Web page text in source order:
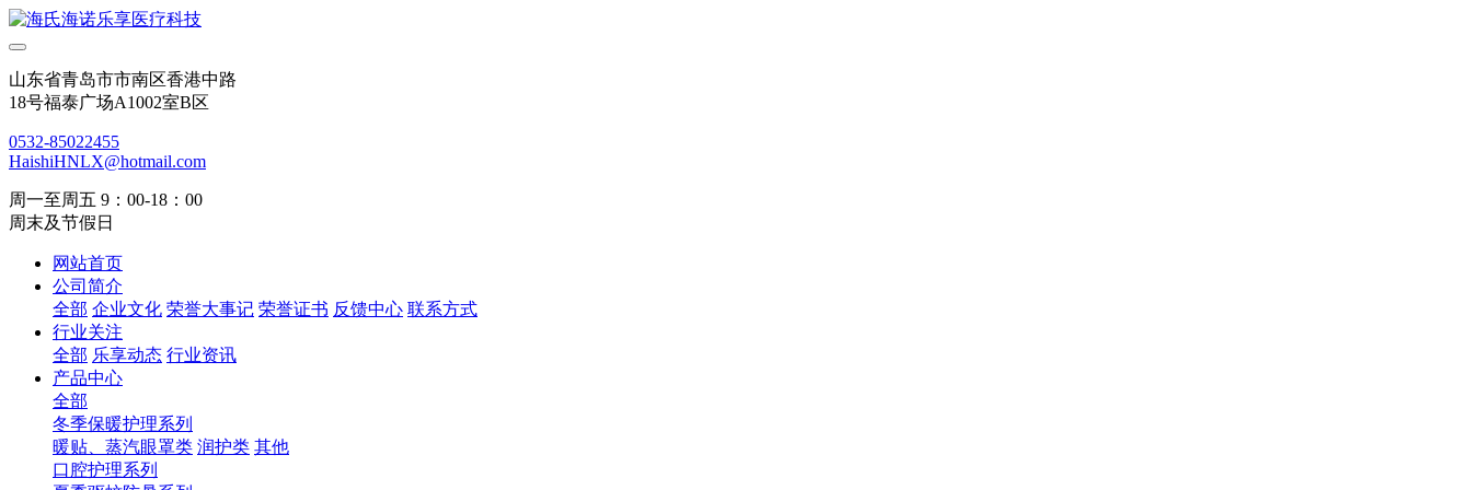
山东省青岛市市南区香港中路
18号福泰广场A1002室B区
0532-85022455
HaishiHNLX@hotmail.com
周一至周五 9：00-18：00
周末及节假日
网站首页
公司简介
全部 企业文化 荣誉大事记 荣誉证书 反馈中心 联系方式
行业关注
全部 乐享动态 行业资讯
产品中心
全部
冬季保暖护理系列
暖贴、蒸汽眼罩类 润护类 其他
口腔护理系列